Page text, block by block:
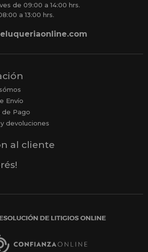
de 09:00 a 14:00 hrs.
a 13:00 hrs.
Envío
Pago
devoluciones
al cliente
Google